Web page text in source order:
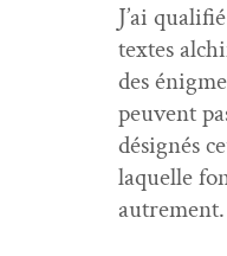
J’ai
textes
des
peu­vent
désignés
laque­lle
autrement.